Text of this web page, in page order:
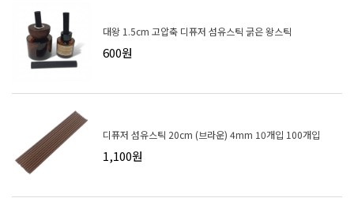
대왕 1.5cm 고압축 디퓨저 섬유스틱 굵은 왕스틱
600원
디퓨저 섬유스틱 20cm (브라운) 4mm 10개입 100개입
1,100원